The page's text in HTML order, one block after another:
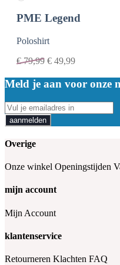
PME Legend
Poloshirt
€79,99 € 49,99
Meld je aan voor onze
aanmelden
Overige
Onze winkel Openingstijden
mijn account
Mijn Account
klantenservice
Retourneren Klachten FAQ